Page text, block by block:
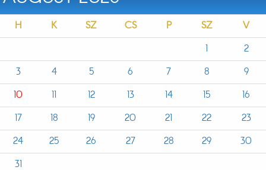
H K SZ CS P SZ
V
1
2
3
4 5 6 7 8
9
10
11 12 13 14 15
16
17
18 19 20 21 22
23
24
25 26 27 28 29
30
31